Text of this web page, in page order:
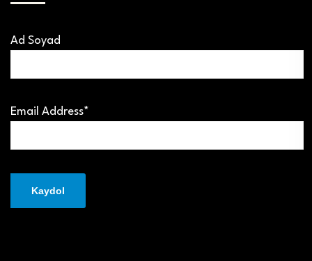
Ad Soyad
Email Address*